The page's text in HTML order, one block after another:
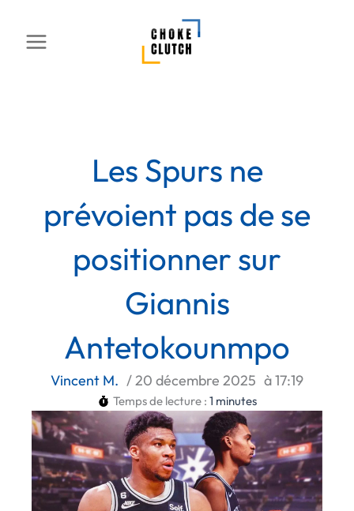
contenu
Les Spurs ne
prévoient pas de se
positionner sur
Giannis
Antetokounmpo
Vincent M. /20 décembre 2025 à17:19
Temps de lecture : 1 minutes